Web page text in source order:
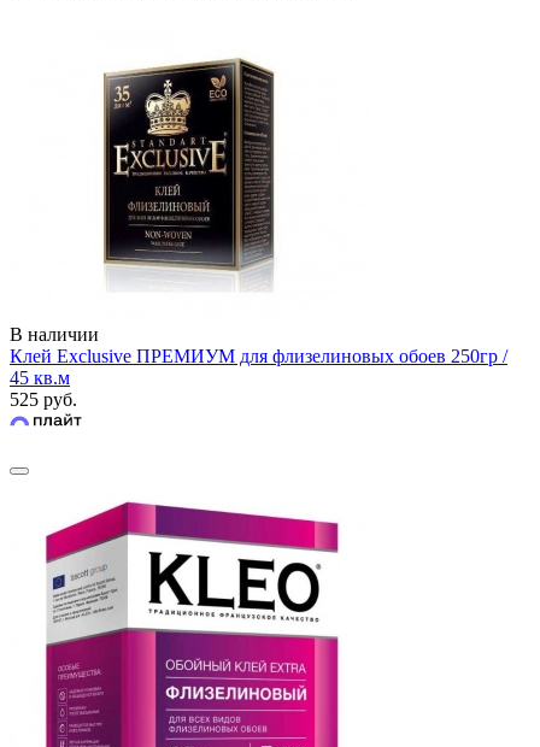
В наличии
Клей Exclusive ПРЕМИУМ для флизелиновых обоев 250гр /
45 кв.м
525 руб.